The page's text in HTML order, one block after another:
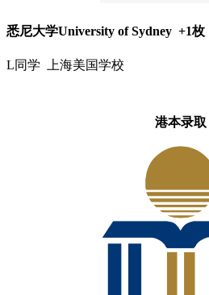
悉尼大学University of Sydney +1
L同学 上海美国学校
港本录取